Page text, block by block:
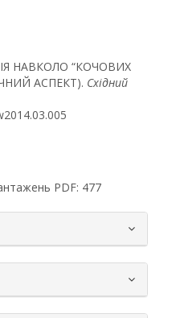
НАВКОЛО “КОЧОВИХ
АСПЕКТ). Східний
PDF: 477